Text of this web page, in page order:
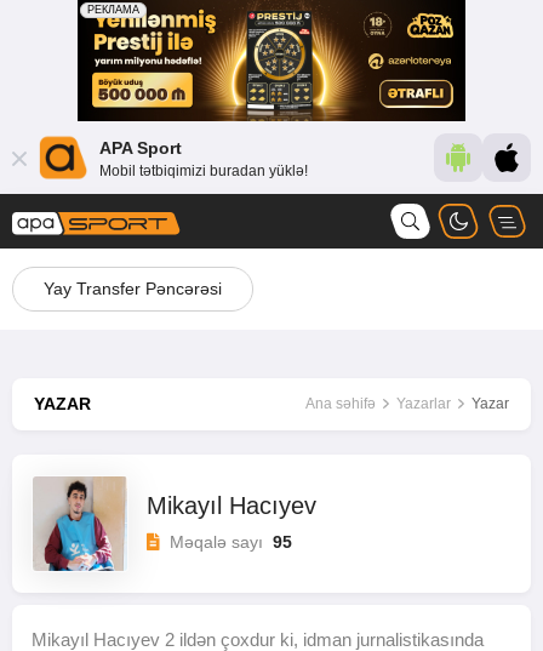
APA Sport
Mobil tətbiqimizi buradan yüklə!
Yay Transfer Pəncərəsi
YAZAR Ana səhifə Yazarlar Yazar
Mikayıl Hacıyev
Məqalə sayı 95
Mikayıl Hacıyev 2 ildən çoxdur ki, idman jurnalistikasında